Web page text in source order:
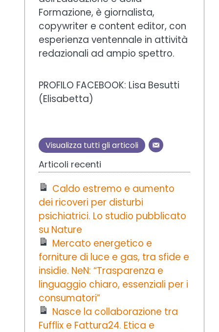
Formazione, è giornalista,
copywriter e content editor, con
esperienza ventennale in attività
redazionali ad ampio spettro.
PROFILO FACEBOOK: Lisa Besutti
(Elisabetta)
Visualizza tutti gli articoli
Articoli recenti
Caldo estremo e aumento
dei ricoveri per disturbi
psichiatrici. Lo studio pubblicato
su Nature
Mercato energetico e
forniture di luce e gas, tra sfide e
insidie. NeN: “Trasparenza e
linguaggio chiaro, essenziali per i
consumatori”
Nasce la collaborazione tra
Fufflix e Fattura24. Etica e